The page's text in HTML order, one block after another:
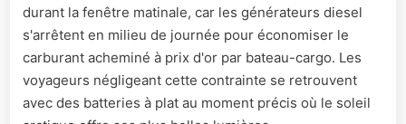
durant la fenêtre matinale, car les générateurs diesel
s'arrêtent en milieu de journée pour économiser le
carburant acheminé à prix d'or par bateau-cargo. Les
voyageurs négligeant cette contrainte se retrouvent
avec des batteries à plat au moment précis où le soleil